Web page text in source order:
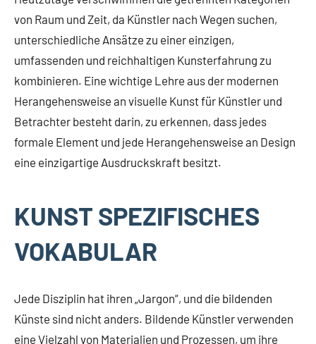
von Raum und Zeit, da Künstler nach Wegen suchen,
unterschiedliche Ansätze zu einer einzigen,
umfassenden und reichhaltigen Kunsterfahrung zu
kombinieren. Eine wichtige Lehre aus der modernen
Herangehensweise an visuelle Kunst für Künstler und
Betrachter besteht darin, zu erkennen, dass jedes
formale Element und jede Herangehensweise an Design
eine einzigartige Ausdruckskraft besitzt.
KUNST SPEZIFISCHES
VOKABULAR
Jede Disziplin hat ihren „Jargon“, und die bildenden
Künste sind nicht anders. Bildende Künstler verwenden
eine Vielzahl von Materialien und Prozessen, um ihre